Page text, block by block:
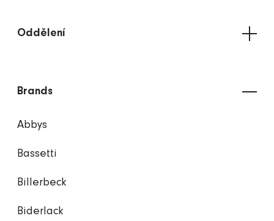
Oddělení
Brands
Abbys
Bassetti
Billerbeck
Biderlack